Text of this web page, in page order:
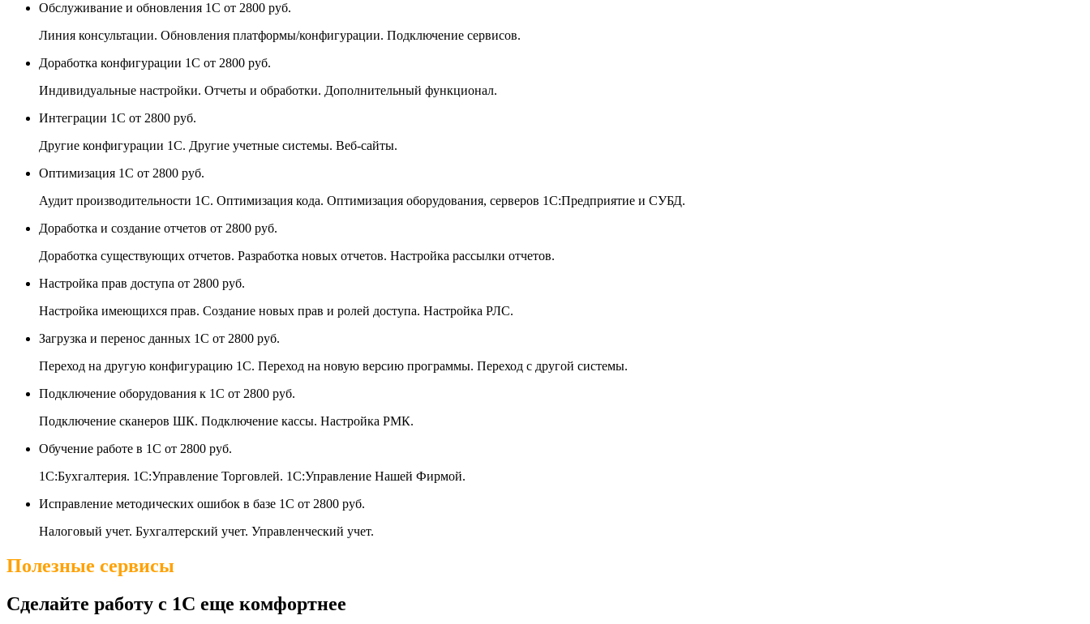
Обслуживание и обновления 1С от 2800 руб.
Линия консультации. Обновления платформы/конфигурации. Подключение сервисов.
Доработка конфигурации 1С от 2800 руб.
Индивидуальные настройки. Отчеты и обработки. Дополнительный функционал.
Интеграции 1С от 2800 руб.
Другие конфигурации 1С. Другие учетные системы. Веб-сайты.
Оптимизация 1С от 2800 руб.
Аудит производительности 1С. Оптимизация кода. Оптимизация оборудования, серверов 1С:Предприятие и СУБД.
Доработка и создание отчетов от 2800 руб.
Доработка существующих отчетов. Разработка новых отчетов. Настройка рассылки отчетов.
Настройка прав доступа от 2800 руб.
Настройка имеющихся прав. Создание новых прав и ролей доступа. Настройка РЛС.
Загрузка и перенос данных 1С от 2800 руб.
Переход на другую конфигурацию 1С. Переход на новую версию программы. Переход с другой системы.
Подключение оборудования к 1С от 2800 руб.
Подключение сканеров ШК. Подключение кассы. Настройка РМК.
Обучение работе в 1С от 2800 руб.
1С:Бухгалтерия. 1С:Управление Торговлей. 1С:Управление Нашей Фирмой.
Исправление методических ошибок в базе 1С от 2800 руб.
Налоговый учет. Бухгалтерский учет. Управленческий учет.
Полезные сервисы
Сделайте работу с 1С еще комфортнее